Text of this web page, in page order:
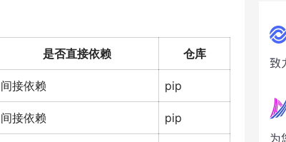
是否直接依赖 仓库
间接依赖 pip
间接依赖 pip